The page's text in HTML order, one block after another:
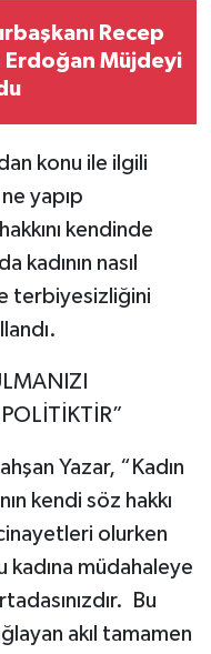
Recep
Erdoğan Müjdeyi
konu ile ilgili
yapıp
kendinde
nasıl
terbiyesizliğini
Yazar, “Kadın
kendi söz hakkı
olurken
kadına müdahaleye
Bu
akıl tamamen